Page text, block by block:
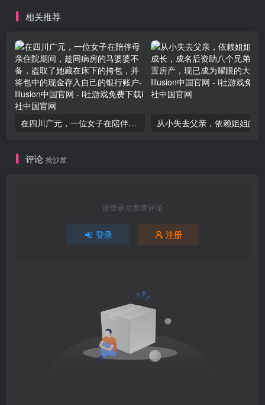
无人问津的尴尬境地
相关推荐
在四川广元，一位女子在陪伴母亲住院期间，趁同病房的马婆婆不备，盗取了她藏在床下的挎包，并将包中的现金存入自己的银行账户
评论 抢沙发
请登录后发表评论
登录 注册